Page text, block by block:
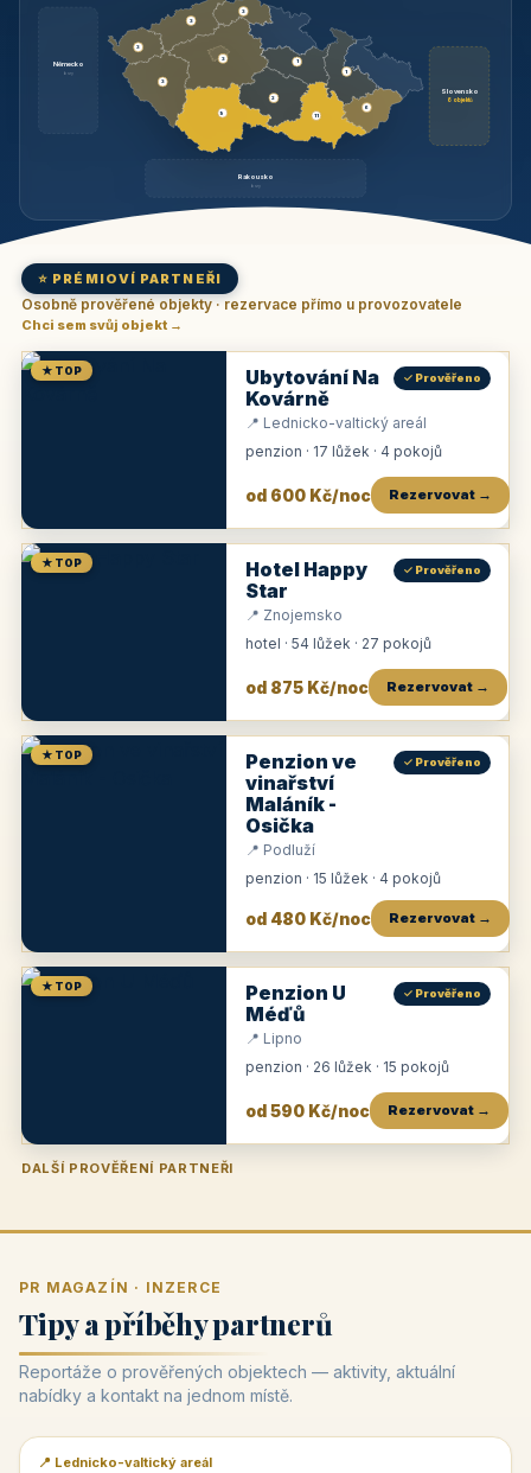
Německo
brzy
Slovensko
6 objektů
Rakousko
brzy
3
9
3
3
3
3
1
2
11
1
6
⭐ PRÉMIOVÍ PARTNEŘI
Osobně prověřené objekty · rezervace přímo u provozovatele
Chci sem svůj objekt →
★ TOP
Ubytování Na
Kovárně
✓ Prověřeno
📍 Lednicko-valtický areál
penzion · 17 lůžek · 4 pokojů
od 600 Kč/noc Rezervovat →
★ TOP
Hotel Happy
Star
✓ Prověřeno
📍 Znojemsko
hotel · 54 lůžek · 27 pokojů
od 875 Kč/noc Rezervovat →
★ TOP
Penzion ve
vinařství
Maláník -
Osička
✓ Prověřeno
📍 Podluží
penzion · 15 lůžek · 4 pokojů
od 480 Kč/noc Rezervovat →
★ TOP
Penzion U
Méďů
✓ Prověřeno
📍 Lipno
penzion · 26 lůžek · 15 pokojů
od 590 Kč/noc Rezervovat →
DALŠÍ PROVĚŘENÍ PARTNEŘI
Penzion U Zámku Pension Faber
PR MAGAZÍN · INZERCE
Tipy a příběhy partnerů
Reportáže o prověřených objektech — aktivity, aktuální
nabídky a kontakt na jednom místě.
📰 PR článek
📍 Lednicko-valtický areál